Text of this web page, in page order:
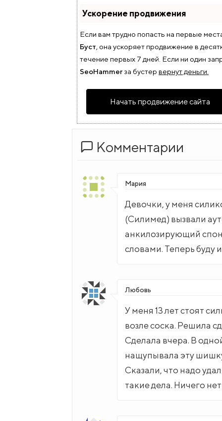
Ускорение продвижения
Если вам трудно попасть на первые
Буст , она ускоряет продвижение в
течение первых 7 дней. Если ни один
SeoHammer за бустер вернут деньги.
Начать продвижение сайта
Комментарии
Мария
Девочки, у меня
(Силимед) вызвали
анкилозирующий
словами. Теперь буду
Любовь
У меня 13 лет стоят
возле соска. Решила
Сделала вчера. В
нащупывала эту
Сказали, что надо
такие дела. Ничего